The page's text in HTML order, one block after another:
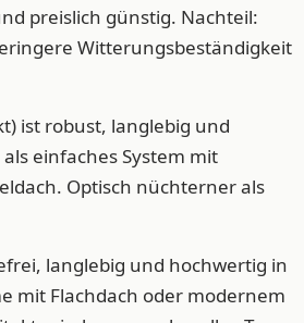
preislich günstig. Nachteil:
Witterungsbeständigkeit
ist robust, langlebig und
einfaches System mit
Optisch nüchterner als
langlebig und hochwertig in
mit Flachdach oder modernem